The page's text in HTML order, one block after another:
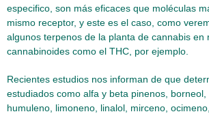
especifico, son más eficaces que moléculas
mismo receptor, y este es el caso, como
algunos terpenos de la planta de cannabis en
cannabinoides como el THC, por ejemplo.
Recientes estudios nos informan de que
estudiados como alfa y beta pinenos, borneol,
humuleno, limoneno, linalol, mirceno,